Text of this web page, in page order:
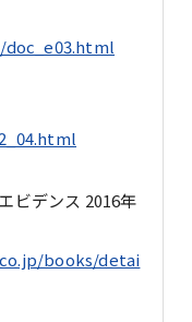
ビデンス 2016年
books/detai